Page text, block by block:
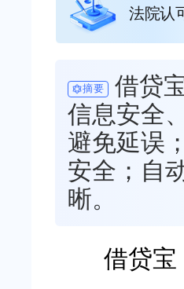
法院认
摘要
借贷
信息安全
避免延误
安全；自
晰。
借贷宝